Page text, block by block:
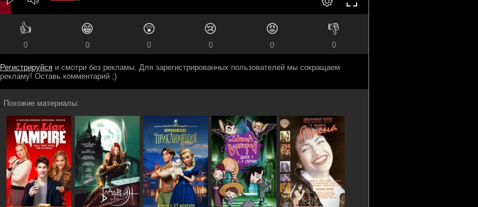
👍
0
😁
0
😲
0
😢
0
😡
0
👎
0
Регистрируйся и смотри без рекламы. Для зарегистрированных пользователей мы сокращаем
рекламу! Оставь комментарий ;)
Похожие материалы: